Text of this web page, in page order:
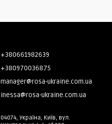
+380661982639
+380970036875
manager@rosa-ukraine.com.ua
inessa@rosa-ukraine.com.ua
04074, Україна, Київ, вул.